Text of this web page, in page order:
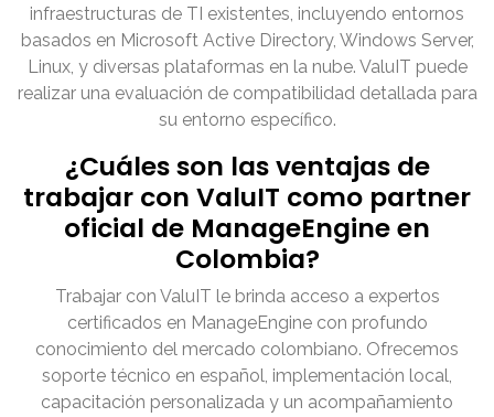
infraestructuras de TI existentes, incluyendo entornos
basados en Microsoft Active Directory, Windows Server,
Linux, y diversas plataformas en la nube. ValuIT puede
realizar una evaluación de compatibilidad detallada para
su entorno específico.
¿Cuáles son las ventajas de
trabajar con ValuIT como partner
oficial de ManageEngine en
Colombia?
Trabajar con ValuIT le brinda acceso a expertos
certificados en ManageEngine con profundo
conocimiento del mercado colombiano. Ofrecemos
soporte técnico en español, implementación local,
capacitación personalizada y un acompañamiento